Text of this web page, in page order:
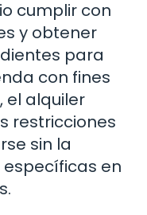
cumplir con
y obtener
para
con fines
el alquiler
restricciones
sin la
en